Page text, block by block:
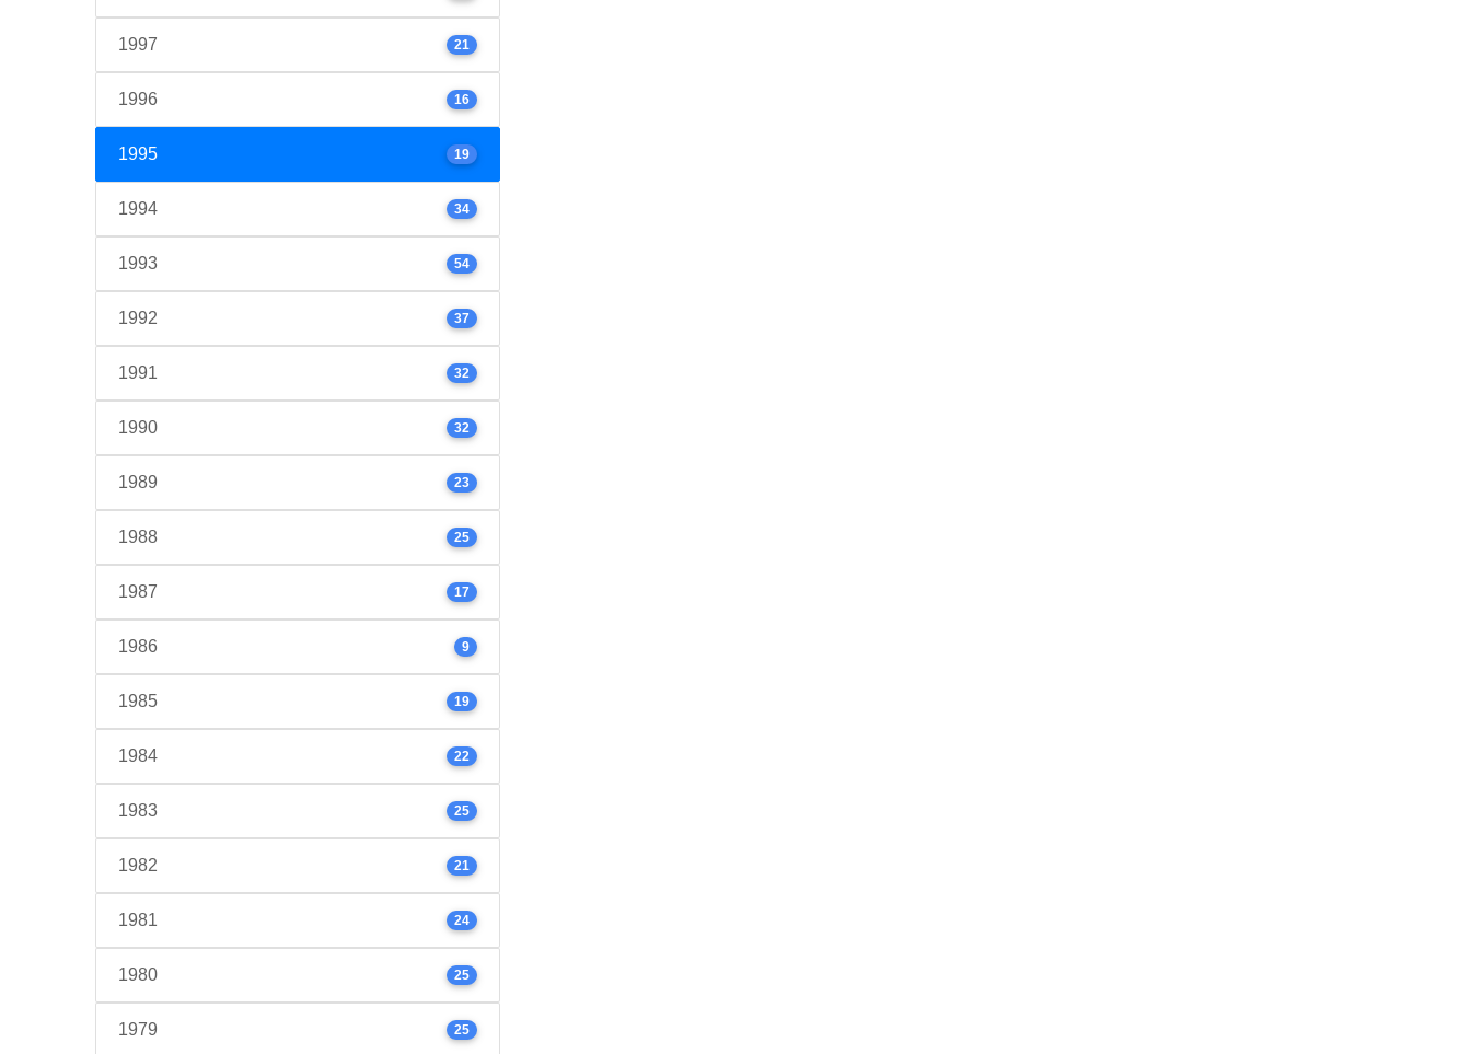
1997 21
1996 16
1995 19
1994 34
1993 54
1992 37
1991 32
1990 32
1989 23
1988 25
1987 17
1986 9
1985 19
1984 22
1983 25
1982 21
1981 24
1980 25
1979 25